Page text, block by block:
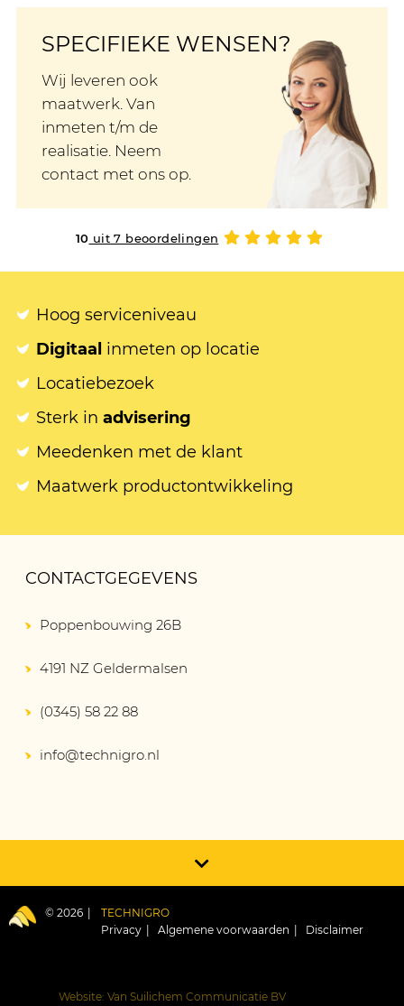
SPECIFIEKE WENSEN?
Wij leveren ook
maatwerk. Van
inmeten t/m de
realisatie. Neem
contact met ons op.
10 uit 7 beoordelingen
Hoog serviceniveau
Digitaal inmeten op locatie
Locatiebezoek
Sterk in advisering
Meedenken met de klant
Maatwerk productontwikkeling
CONTACTGEGEVENS
Poppenbouwing 26B
4191 NZ Geldermalsen
(0345) 58 22 88
info@technigro.nl
© 2026
TECHNIGRO
Privacy
Algemene voorwaarden Disclaimer
Website: Van Suilichem Communicatie BV